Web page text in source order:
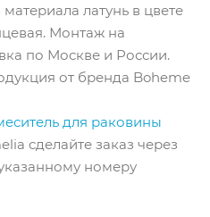
латунь в цвете
Монтаж на
по Москве и России.
от бренда Boheme
для раковины
сделайте заказ через
номеру